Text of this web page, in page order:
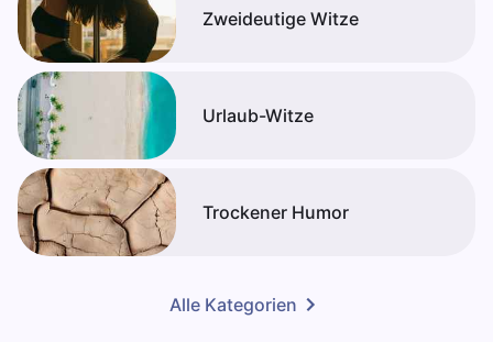
Zweideutige Witze
Urlaub-Witze
Trockener Humor
Alle Kategorien